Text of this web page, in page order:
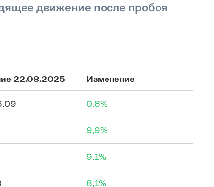
движение после пробоя
22.08.2025 Изменение
0,8%
9,9%
9,1%
8,1%